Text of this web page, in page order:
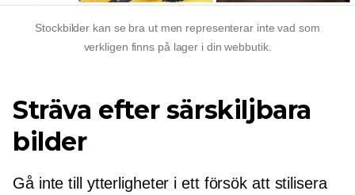
Stockbilder kan se bra ut men representerar inte vad som
verkligen finns på lager i din webbutik.
Sträva efter särskiljbara
bilder
Gå inte till ytterligheter i ett försök att stilisera